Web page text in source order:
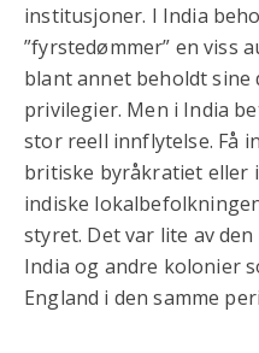
institusjoner. I India
”fyrstedømmer” en viss
blant annet beholdt sine
privilegier. Men i India
stor reell innflytelse. Få
britiske byråkratiet eller
indiske
styret. Det var lite av
India og andre kolonier
England i den samme